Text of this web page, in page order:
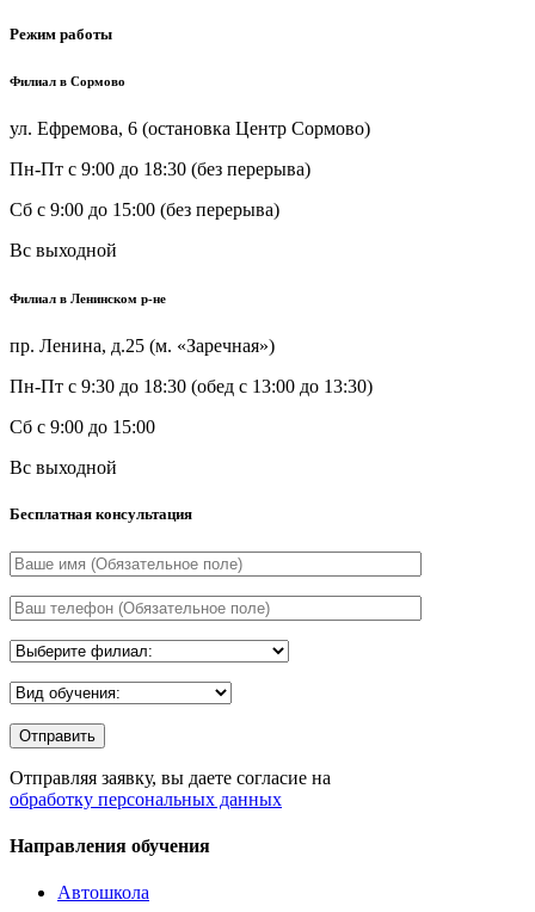
Режим работы
Филиал в Сормово
ул. Ефремова, 6 (остановка Центр Сормово)
Пн-Пт с 9:00 до 18:30 (без перерыва)
Сб с 9:00 до 15:00 (без перерыва)
Вс выходной
Филиал в Ленинском р-не
пр. Ленина, д.25 (м. «Заречная»)
Пн-Пт с 9:30 до 18:30 (обед с 13:00 до 13:30)
Сб с 9:00 до 15:00
Вс выходной
Бесплатная консультация
Отправляя заявку, вы даете согласие на
обработку персональных данных
Направления обучения
Автошкола